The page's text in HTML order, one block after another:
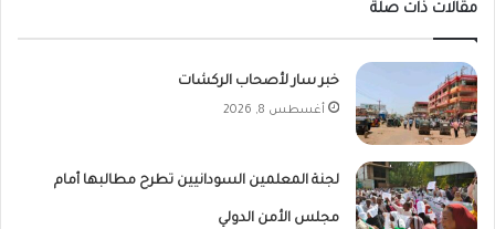
مقالات ذات صلة
خبر سار لأصحاب الركشات
أغسطس 8, 2026
لجنة المعلمين السودانيين تطرح مطالبها أمام
مجلس الأمن الدولي